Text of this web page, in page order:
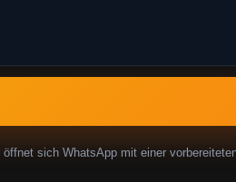
öffnet sich WhatsApp mit einer